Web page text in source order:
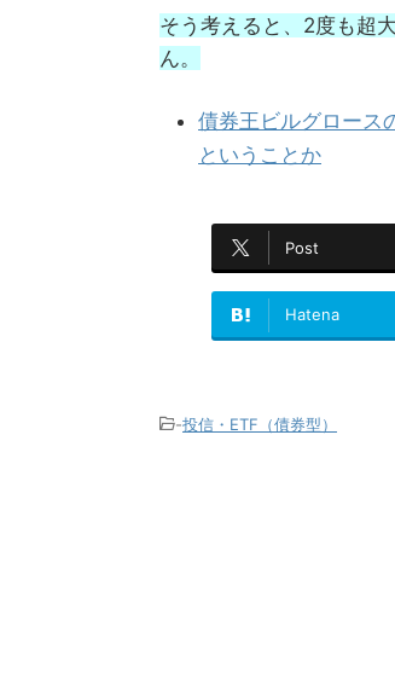
そう考えると、2度も超
ん。
債券王ビルグロース
ということか
Post
Hatena
-投信・ETF（債券型）